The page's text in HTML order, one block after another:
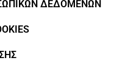
ΔΕΔΟΜΕΝΩΝ